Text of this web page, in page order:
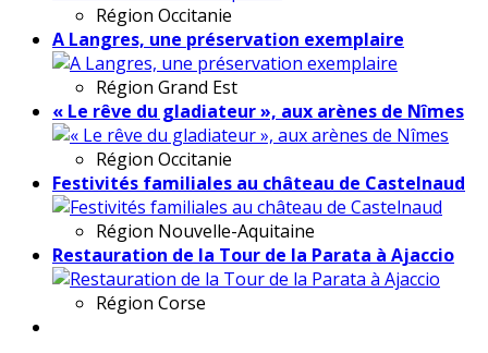
Région Occitanie
A Langres, une préservation exemplaire
Région Grand Est
« Le rêve du gladiateur », aux arènes de Nîmes
Région Occitanie
Festivités familiales au château de Castelnaud
Région Nouvelle-Aquitaine
Restauration de la Tour de la Parata à Ajaccio
Région Corse